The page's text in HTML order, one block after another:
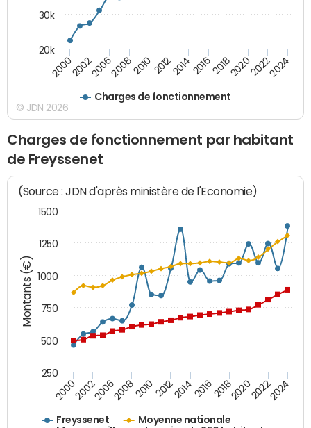
Charges de fonctionnement
20002002200620082010 2012201420162018202020222024
20k
30k
© JDN 2026
Charges de fonctionnement par habitant
de Freyssenet
Montants (€)
(Source : JDN d'après ministère de l'Economie)
Freyssenet
Moyenne nationale
200020022006200820102012201420162018202020222024
250
500
750
1000
1250
1500